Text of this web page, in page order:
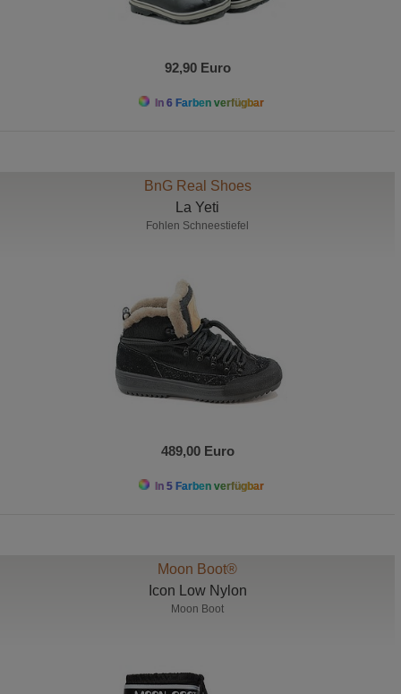
92,90 Euro
In 6 Farben verfügbar
BnG Real Shoes
La Yeti
Fohlen Schneestiefel
489,00 Euro
In 5 Farben verfügbar
Moon Boot®
Icon Low Nylon
Moon Boot